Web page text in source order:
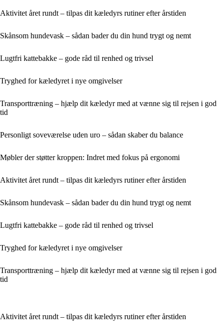
Aktivitet året rundt – tilpas dit kæledyrs rutiner efter årstiden
Skånsom hundevask – sådan bader du din hund trygt og nemt
Lugtfri kattebakke – gode råd til renhed og trivsel
Tryghed for kæledyret i nye omgivelser
Transporttræning – hjælp dit kæledyr med at vænne sig til rejsen i god
tid
Personligt soveværelse uden uro – sådan skaber du balance
Møbler der støtter kroppen: Indret med fokus på ergonomi
Aktivitet året rundt – tilpas dit kæledyrs rutiner efter årstiden
Skånsom hundevask – sådan bader du din hund trygt og nemt
Lugtfri kattebakke – gode råd til renhed og trivsel
Tryghed for kæledyret i nye omgivelser
Transporttræning – hjælp dit kæledyr med at vænne sig til rejsen i god
tid
Aktivitet året rundt – tilpas dit kæledyrs rutiner efter årstiden